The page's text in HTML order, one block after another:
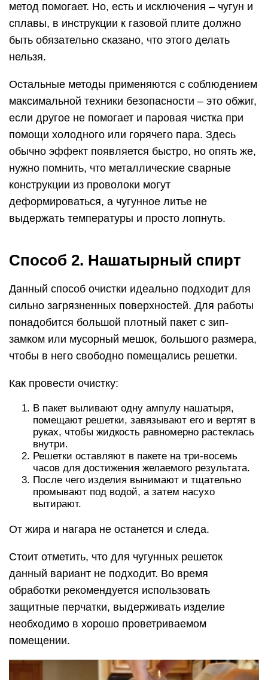
метод помогает. Но, есть и исключения – чугун и
сплавы, в инструкции к газовой плите должно
быть обязательно сказано, что этого делать
нельзя.
Остальные методы применяются с соблюдением
максимальной техники безопасности – это обжиг,
если другое не помогает и паровая чистка при
помощи холодного или горячего пара. Здесь
обычно эффект появляется быстро, но опять же,
нужно помнить, что металлические сварные
конструкции из проволоки могут
деформироваться, а чугунное литье не
выдержать температуры и просто лопнуть.
Способ 2. Нашатырный спирт
Данный способ очистки идеально подходит для
сильно загрязненных поверхностей. Для работы
понадобится большой плотный пакет с зип-
замком или мусорный мешок, большого размера,
чтобы в него свободно помещались решетки.
Как провести очистку:
В пакет выливают одну ампулу нашатыря,
помещают решетки, завязывают его и вертят в
руках, чтобы жидкость равномерно растеклась
внутри.
Решетки оставляют в пакете на три-восемь
часов для достижения желаемого результата.
После чего изделия вынимают и тщательно
промывают под водой, а затем насухо
вытирают.
От жира и нагара не останется и следа.
Стоит отметить, что для чугунных решеток
данный вариант не подходит. Во время
обработки рекомендуется использовать
защитные перчатки, выдерживать изделие
необходимо в хорошо проветриваемом
помещении.